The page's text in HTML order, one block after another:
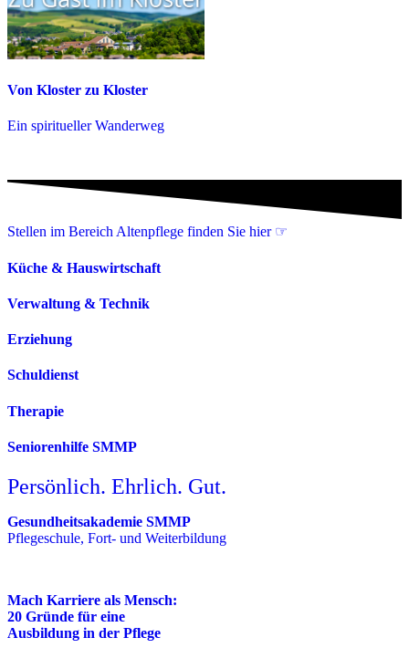
Von Kloster zu Kloster
Ein spiritueller Wanderweg
Stellen im Bereich Altenpflege finden Sie hier ☞
Küche & Hauswirtschaft
Verwaltung & Technik
Erziehung
Schuldienst
Therapie
Seniorenhilfe SMMP
Persönlich. Ehrlich. Gut.
Gesundheitsakademie SMMP
Pflegeschule, Fort- und Weiterbildung
Mach Karriere als Mensch:
20 Gründe für eine
Ausbildung in der Pflege